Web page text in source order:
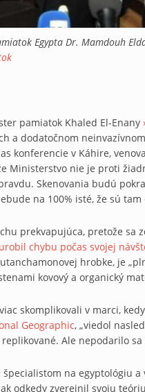
Egypta Dr. Mamdouh
pamiatok Khaled El-Enany
a dodatočnom
konferencie v Káhire,
Ministerstvo nie je proti
Skenovania budú
na 100% isté, že sú tam
prekvapujúca, pretože sa
urobil chybu počas svojej
hrobke, je
kovový a organický
skomplikovali v marci,
Geographic, „viedol
Ale nepodarilo
špecialistom na egyptológiu
odkedy zverejnil svoju